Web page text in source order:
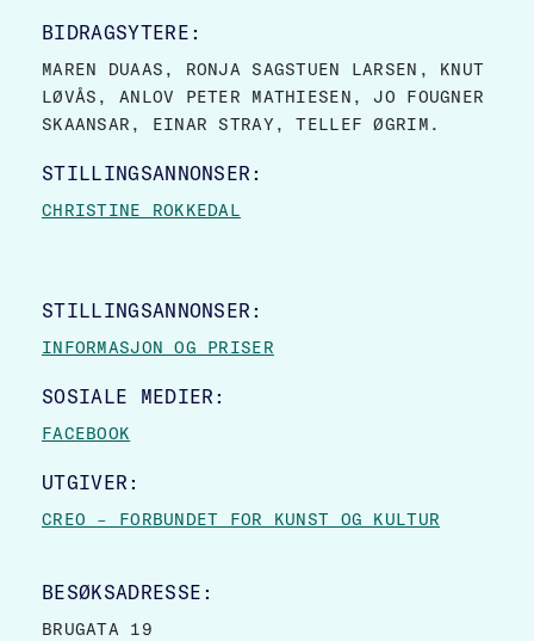
BIDRAGSYTERE:
MAREN DUAAS, RONJA SAGSTUEN LARSEN, KNUT
LØVÅS, ANLOV PETER MATHIESEN, JO FOUGNER
SKAANSAR, EINAR STRAY, TELLEF ØGRIM.
STILLINGSANNONSER:
CHRISTINE ROKKEDAL
STILLINGSANNONSER:
INFORMASJON OG PRISER
SOSIALE MEDIER:
FACEBOOK
UTGIVER:
CREO – FORBUNDET FOR KUNST OG KULTUR
BESØKSADRESSE:
BRUGATA 19